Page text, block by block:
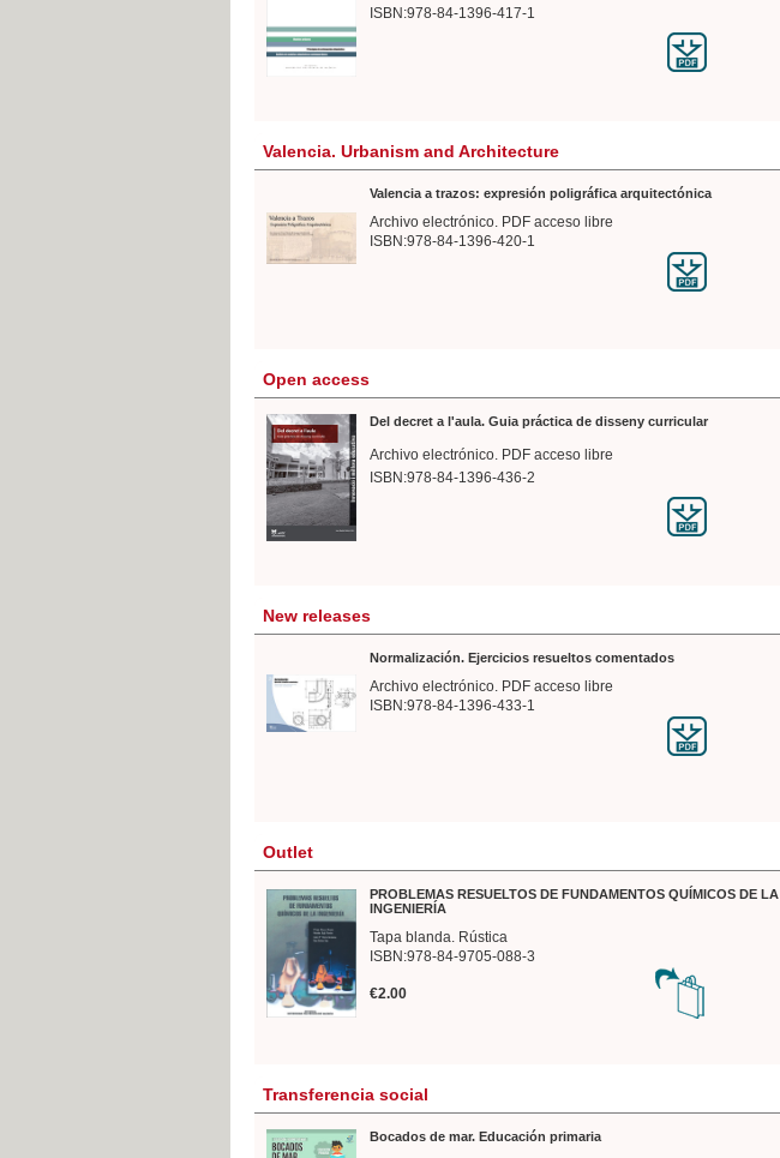
ISBN:978-84-1396-417-1
Valencia. Urbanism and Architecture
Valencia a trazos: expresión poligráfica arquitectónica
Archivo electrónico. PDF acceso libre
ISBN:978-84-1396-420-1
Open access
Del decret a l'aula. Guia práctica de disseny curricular
Archivo electrónico. PDF acceso libre
ISBN:978-84-1396-436-2
New releases
Normalización. Ejercicios resueltos comentados
Archivo electrónico. PDF acceso libre
ISBN:978-84-1396-433-1
Outlet
PROBLEMAS RESUELTOS DE FUNDAMENTOS QUÍMICOS DE LA
INGENIERÍA
Tapa blanda. Rústica
ISBN:978-84-9705-088-3
€2.00
Transferencia social
Bocados de mar. Educación primaria